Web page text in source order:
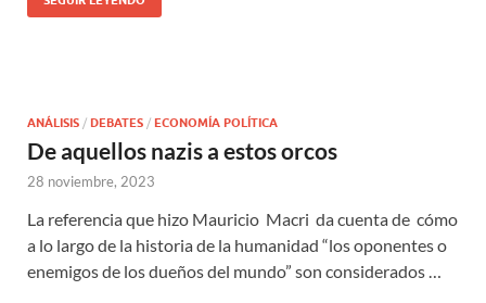
ANÁLISIS / DEBATES / ECONOMÍA POLÍTICA
De aquellos nazis a estos orcos
28 noviembre, 2023
La referencia que hizo Mauricio Macri da cuenta de cómo
a lo largo de la historia de la humanidad “los oponentes o
enemigos de los dueños del mundo” son considerados …